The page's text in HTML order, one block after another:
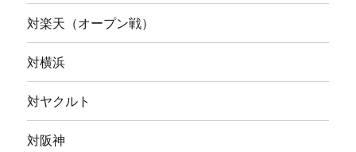
対楽天（オープン戦）
対横浜
対ヤクルト
対阪神